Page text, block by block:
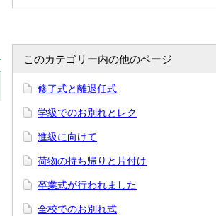
このカテゴリー内の他のページ
修了式と離退任式
学級でのお別れとレク
進級に向けて
荷物の持ち帰りと片付け
卒業式が行われました
全校でのお別れ式